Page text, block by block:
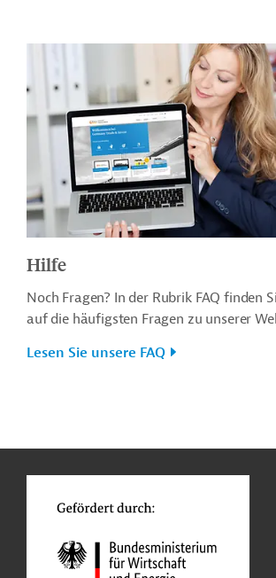
Hilfe
Noch Fragen? In der Rubrik FAQ finden
auf die häufigsten Fragen zu unserer
Lesen Sie unsere FAQ